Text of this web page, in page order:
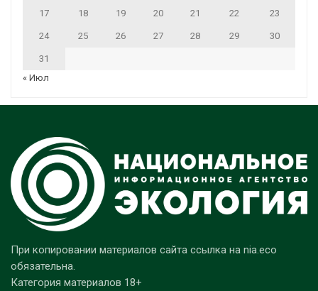
17 18 19 20 21 22 23
24 25 26 27 28 29 30
31
« Июл
При копировании материалов сайта ссылка на nia.eco
обязательна.
Категория материалов 18+